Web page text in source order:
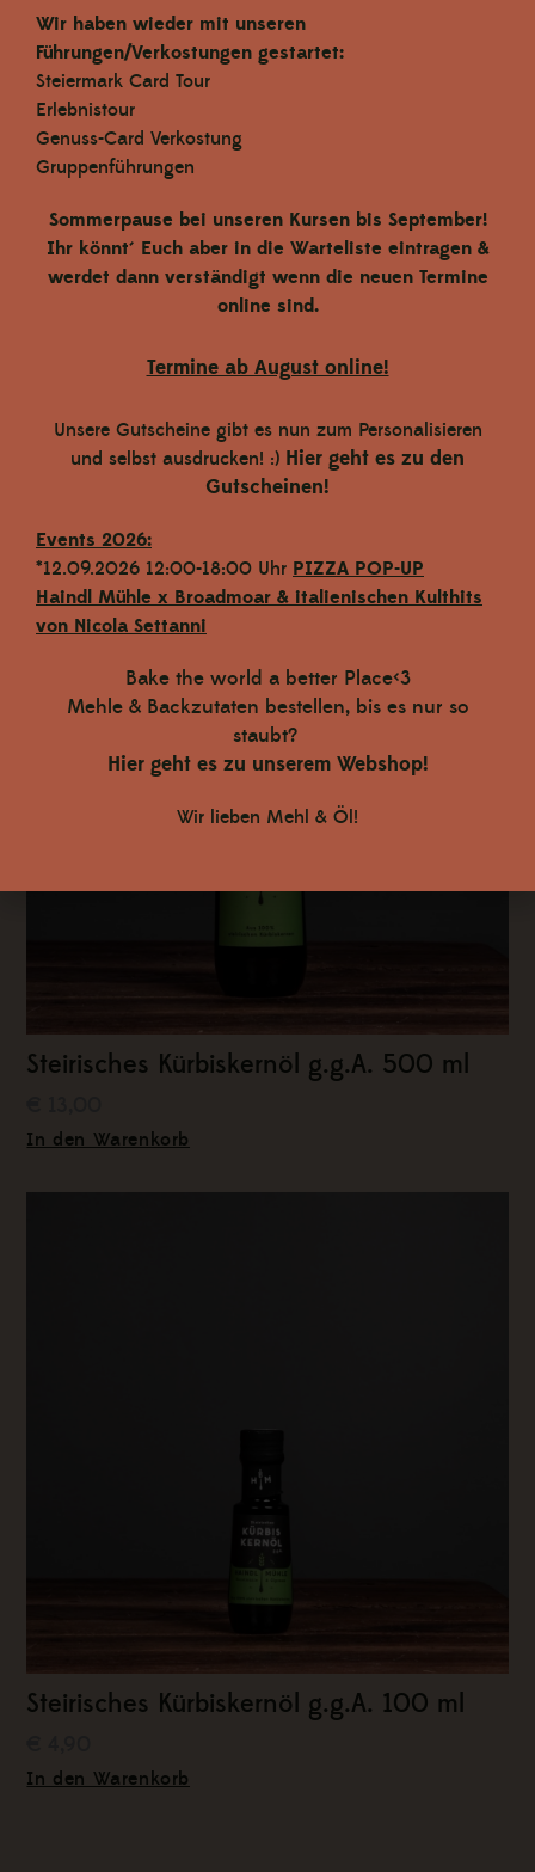
€ 16,00
Steirisches Kürbiskernöl g.g.A. 500 ml
In den Warenkorb
Steirisches Kürbiskernöl g.g.A. 100 ml
In den Warenkorb
Wir haben wieder mit unseren
Führungen/Verkostungen gestartet:
Steiermark Card Tour
Erlebnistour
Genuss-Card Verkostung
Gruppenführungen
Sommerpause bei unseren Kursen bis September!
Ihr könnt´ Euch aber in die Warteliste eintragen &
werdet dann verständigt wenn die neuen Termine
online sind.
Termine ab August online!
Unsere Gutscheine gibt es nun zum Personalisieren
und selbst ausdrucken! :) Hier geht es zu den
Gutscheinen!
Events 2026:
*12.09.2026 12:00-18:00 Uhr PIZZA POP-UP
Haindl Mühle x Broadmoar & italienischen Kulthits
von Nicola Settanni
Bake the world a better Place<3
Mehle & Backzutaten bestellen, bis es nur so
staubt?
Hier geht es zu unserem Webshop!
Wir lieben Mehl & Öl!